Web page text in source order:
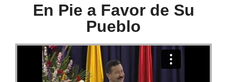
En Pie a Favor de Su
Pueblo